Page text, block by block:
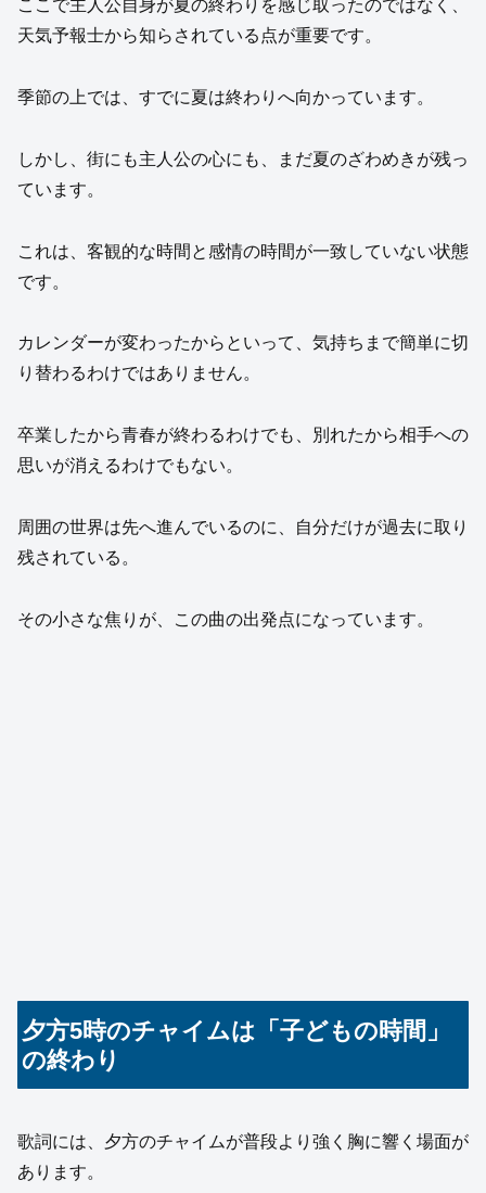
ここで主人公自身が夏の終わりを感じ取ったのではなく、
天気予報士から知らされている点が重要です。
季節の上では、すでに夏は終わりへ向かっています。
しかし、街にも主人公の心にも、まだ夏のざわめきが残っ
ています。
これは、客観的な時間と感情の時間が一致していない状態
です。
カレンダーが変わったからといって、気持ちまで簡単に切
り替わるわけではありません。
卒業したから青春が終わるわけでも、別れたから相手への
思いが消えるわけでもない。
周囲の世界は先へ進んでいるのに、自分だけが過去に取り
残されている。
その小さな焦りが、この曲の出発点になっています。
夕方5時のチャイムは「子どもの時間」
の終わり
歌詞には、夕方のチャイムが普段より強く胸に響く場面が
あります。